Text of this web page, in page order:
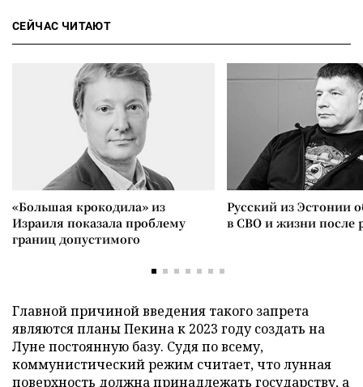
СЕЙЧАС ЧИТАЮТ
«Большая крокодила» из
Израиля показала проблему
границ допустимого
Русский из Эстонии
в СВО и жизни после
Главной причиной введения такого запрета
являются планы Пекина к 2023 году создать на
Луне постоянную базу. Судя по всему,
коммунистический режим считает, что лунная
поверхность должна принадлежать государству, а